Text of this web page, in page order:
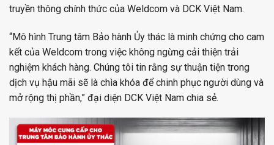
truyền thông chính thức của Weldcom và DCK Việt Nam.
“Mô hình Trung tâm Bảo hành Ủy thác là minh chứng cho cam
kết của Weldcom trong việc không ngừng cải thiện trải
nghiệm khách hàng. Chúng tôi tin rằng sự thuận tiện trong
dịch vụ hậu mãi sẽ là chìa khóa để chinh phục người dùng và
mở rộng thị phần,” đại diện DCK Việt Nam chia sẻ.